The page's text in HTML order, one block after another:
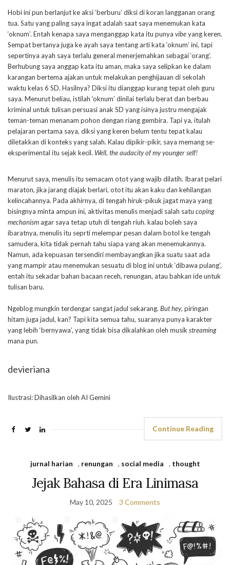
Hobi ini pun berlanjut ke aksi ‘berburu’ diksi di koran langganan orang
tua. Satu yang paling saya ingat adalah saat saya menemukan kata
‘oknum’. Entah kenapa saya menganggap kata itu punya vibeyang keren.
Sempat bertanya juga ke ayah saya tentang arti kata ‘oknum’ ini, tapi
sepertinya ayah saya terlalu general menerjemahkan sebagai ‘orang’.
Berhubung saya anggap kata itu aman, maka saya selipkan ke dalam
karangan bertema ajakan untuk melakukan penghijauan di sekolah
waktu kelas 6 SD. Hasilnya? Diksi itu dianggap kurang tepat oleh guru
saya. Menurut beliau, istilah ‘oknum’ dinilai terlalu berat dan berbau
kriminal untuk tulisan persuasi anak SD yang isinya justru mengajak
teman-teman menanam pohon dengan riang gembira. Tapi ya, itulah
pelajaran pertama saya, diksi yang keren belum tentu tepat kalau
diletakkan di konteks yang salah. Kalau dipikir-pikir, saya memang se-
eksperimental itu sejak kecil. Well, the audacity of my younger self!
Menurut saya, menulis itu semacam otot yang wajib dilatih. Ibarat pelari
maraton, jika jarang diajak berlari, otot itu akan kaku dan kehilangan
kelincahannya. Pada akhirnya, di tengah hiruk-pikuk jagat maya yang
bisingnya minta ampun ini, aktivitas menulis menjadi salah satu coping
mechanismagar saya tetap utuh di tengah riuh. kalau boleh saya
ibaratnya, menulis itu seprti melempar pesan dalam botol ke tengah
samudera, kita tidak pernah tahu siapa yang akan menemukannya.
Namun, ada kepuasan tersendiri membayangkan jika suatu saat ada
yang mampir atau menemukan sesuatu di blog ini untuk ‘dibawa pulang’,
entah itu sekadar bahan bacaan receh, renungan, atau bahkan ide untuk
tulisan baru.
Ngeblog mungkin terdengar sangat jadul sekarang. But hey, piringan
hitam juga jadul, kan? Tapi kita semua tahu, suaranya punya karakter
yang lebih ‘bernyawa’, yang tidak bisa dikalahkan oleh musikstreaming
mana pun.
devieriana
Ilustrasi: Dihasilkan oleh AI Gemini
Continue Reading
jurnal harian , renungan , social media , thought
Jejak Bahasa di Era Linimasa
May 10, 2025 3 Comments